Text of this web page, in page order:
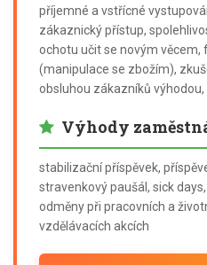
příjemné a vstřícné
zákaznický přístup,
ochotu učit se novým
(manipulace se zbožím),
obsluhou zákazníků
Výhody
stabilizační příspěvek,
stravenkový paušál, sick
odměny při pracovních a
vzdělávacích akcích